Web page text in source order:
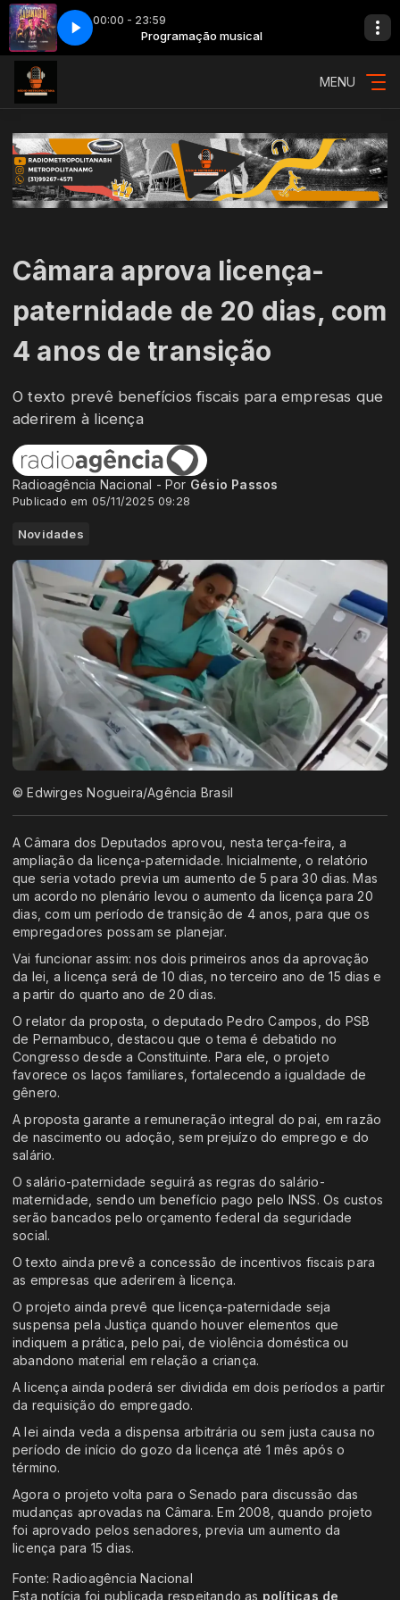
00:00 - 23:59
Programação musical
Sacanagem 018 - MC JottaPê - Eterna Sacanagem
MENU
Câmara aprova licença-
paternidade de 20 dias, com
4 anos de transição
O texto prevê benefícios fiscais para empresas que
aderirem à licença
Radioagência Nacional - Por Gésio Passos
Publicado em 05/11/2025 09:28
Novidades
© Edwirges Nogueira/Agência Brasil
A Câmara dos Deputados aprovou, nesta terça-feira, a
ampliação da licença-paternidade. Inicialmente, o relatório
que seria votado previa um aumento de 5 para 30 dias. Mas
um acordo no plenário levou o aumento da licença para 20
dias, com um período de transição de 4 anos, para que os
empregadores possam se planejar.
Vai funcionar assim: nos dois primeiros anos da aprovação
da lei, a licença será de 10 dias, no terceiro ano de 15 dias e
a partir do quarto ano de 20 dias.
O relator da proposta, o deputado Pedro Campos, do PSB
de Pernambuco, destacou que o tema é debatido no
Congresso desde a Constituinte. Para ele, o projeto
favorece os laços familiares, fortalecendo a igualdade de
gênero.
A proposta garante a remuneração integral do pai, em razão
de nascimento ou adoção, sem prejuízo do emprego e do
salário.
O salário-paternidade seguirá as regras do salário-
maternidade, sendo um benefício pago pelo INSS. Os custos
serão bancados pelo orçamento federal da seguridade
social.
O texto ainda prevê a concessão de incentivos fiscais para
as empresas que aderirem à licença.
O projeto ainda prevê que licença-paternidade seja
suspensa pela Justiça quando houver elementos que
indiquem a prática, pelo pai, de violência doméstica ou
abandono material em relação a criança.
A licença ainda poderá ser dividida em dois períodos a partir
da requisição do empregado.
A lei ainda veda a dispensa arbitrária ou sem justa causa no
período de início do gozo da licença até 1 mês após o
término.
Agora o projeto volta para o Senado para discussão das
mudanças aprovadas na Câmara. Em 2008, quando projeto
foi aprovado pelos senadores, previa um aumento da
licença para 15 dias.
Fonte: Radioagência Nacional
Esta notícia foi publicada respeitando as políticas de